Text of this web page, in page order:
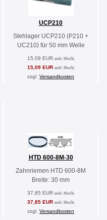
UCP210
Stehlager UCP210 (P210 +
UC210) für 50 mm Welle
15,09 EUR exkl. MwSt.
15,09 EUR exkl. MwSt.
zzgl. Versandkosten
HTD 600-8M-30
Zahnriemen HTD 600-8M
Breite: 30 mm
37,85 EUR exkl. MwSt.
37,85 EUR exkl. MwSt.
zzgl. Versandkosten